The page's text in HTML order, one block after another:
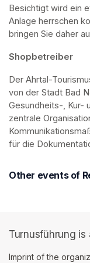
Besichtigt wird ein
Anlage herrschen
bringen Sie daher
Shopbetreiber
Der Ahrtal-
von der Stadt Bad
Gesundheits-, Kur-
zentrale
für die
Other events of
Turnusführung is
Imprint of the